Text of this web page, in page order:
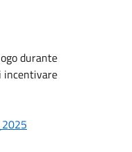
durante
incentivare